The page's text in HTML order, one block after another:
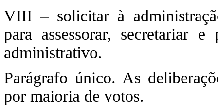
VIII – solicitar à
para assessorar, secretariar
administrativo.
Parágrafo único. As
por maioria de votos.